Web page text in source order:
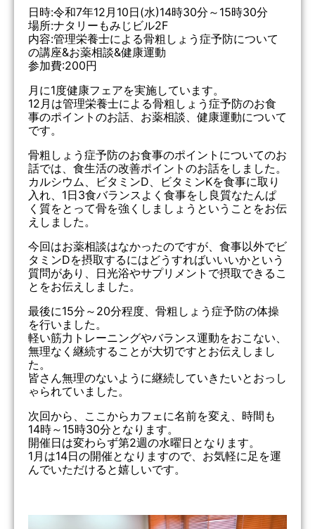
日時:令和7年12月10日(水)14時30分～15時30分
場所:ナタリーもみじビル2F
内容:管理栄養士による骨粗しょう症予防について
の講座&お薬相談&健康運動
参加費:200円
月に1度健康フェアを実施しています。
12月は管理栄養士による骨粗しょう症予防のお食
事のポイントのお話、お薬相談、健康運動について
です。
骨粗しょう症予防のお食事のポイントについてのお
話では、食生活の改善ポイントのお話をしました。
カルシウム、ビタミンD、ビタミンKを食事に取り
入れ、1日3食バランスよく食事をし良質なたんぱ
く質をとって骨を強くしましょうということをお伝
えしました。
今回はお薬相談はなかったのですが、食事以外でビ
タミンDを摂取するにはどうすればいいいかという
質問があり、日光浴やサプリメントで摂取できるこ
とをお伝えしました。
最後に15分～20分程度、骨粗しょう症予防の体操
を行いました。
軽い筋力トレーニングやバランス運動をおこない、
無理なく継続することが大切ですとお伝えしまし
た。
皆さん無理のないように継続していきたいとおっし
ゃられていました。
次回から、ここからカフェに名前を変え、時間も
14時～15時30分となります。
開催日は変わらず第2週の水曜日となります。
1月は14日の開催となりますので、お気軽に足を運
んでいただけると嬉しいです。